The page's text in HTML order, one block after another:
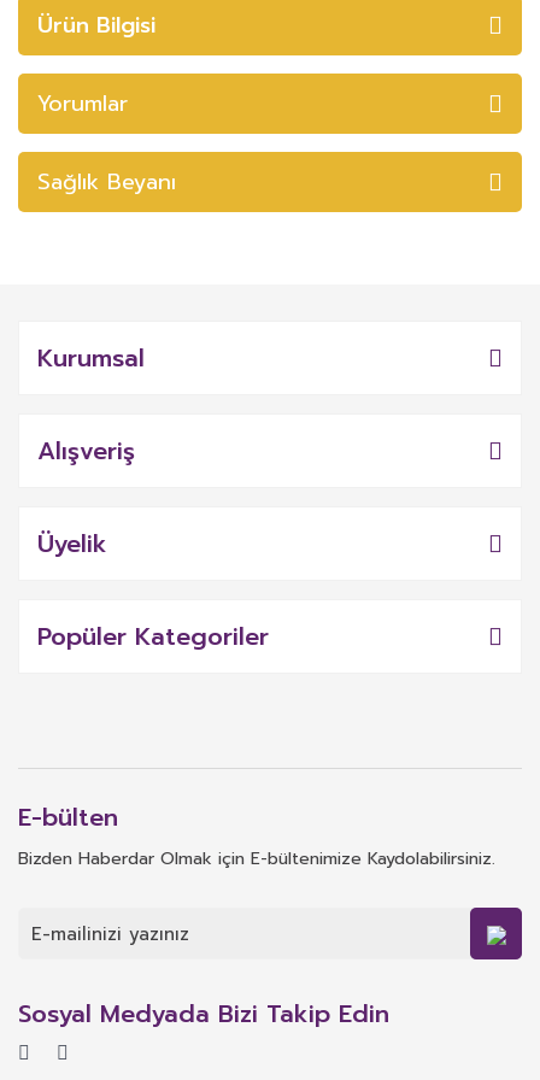
Ürün Bilgisi
Yorumlar
Sağlık Beyanı
Kurumsal
Alışveriş
Üyelik
Popüler Kategoriler
E-bülten
Bizden Haberdar Olmak için E-bültenimize Kaydolabilirsiniz.
Sosyal Medyada Bizi Takip Edin